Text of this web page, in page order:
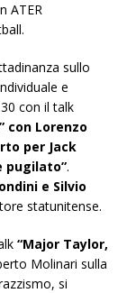
ATER
sullo
e
con il talk
con Lorenzo
per Jack
pugilato”.
e Silvio
statunitense.
“Major Taylor,
Molinari sulla
si